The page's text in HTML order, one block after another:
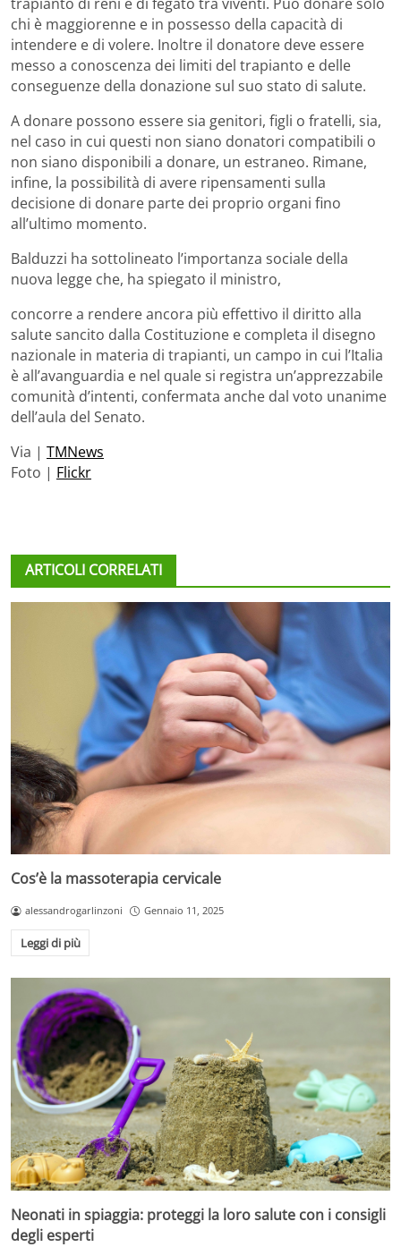
chi è maggiorenne e in possesso della capacità di
intendere e di volere. Inoltre il donatore deve essere
messo a conoscenza dei limiti del trapianto e delle
conseguenze della donazione sul suo stato di salute.
A donare possono essere sia genitori, figli o fratelli, sia,
nel caso in cui questi non siano donatori compatibili o
non siano disponibili a donare, un estraneo. Rimane,
infine, la possibilità di avere ripensamenti sulla
decisione di donare parte dei proprio organi fino
all’ultimo momento.
Balduzzi ha sottolineato l’importanza sociale della
nuova legge che, ha spiegato il ministro,
concorre a rendere ancora più effettivo il diritto alla
salute sancito dalla Costituzione e completa il disegno
nazionale in materia di trapianti, un campo in cui l’Italia
è all’avanguardia e nel quale si registra un’apprezzabile
comunità d’intenti, confermata anche dal voto unanime
dell’aula del Senato.
Via | TMNews
Foto | Flickr
ARTICOLI CORRELATI
Cos’è la massoterapia cervicale
alessandrogarlinzoni Gennaio 11, 2025
Leggi di più
Neonati in spiaggia: proteggi la loro salute con i consigli
degli esperti